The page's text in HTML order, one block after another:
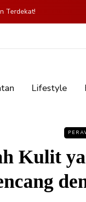
Terdekat!
Lifestyle
Kulit